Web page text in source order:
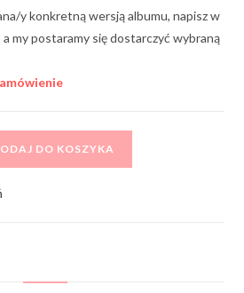
y konkretną wersją albumu, napisz w
my postaramy się dostarczyć wybraną
DO KOSZYKA